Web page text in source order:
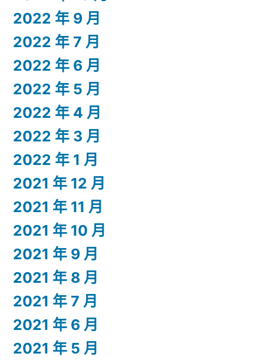
2022 年 9 月
2022 年 7 月
2022 年 6 月
2022 年 5 月
2022 年 4 月
2022 年 3 月
2022 年 1 月
2021 年 12 月
2021 年 11 月
2021 年 10 月
2021 年 9 月
2021 年 8 月
2021 年 7 月
2021 年 6 月
2021 年 5 月